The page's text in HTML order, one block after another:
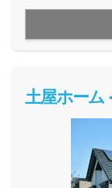
で、そしてエコ
土屋ホーム